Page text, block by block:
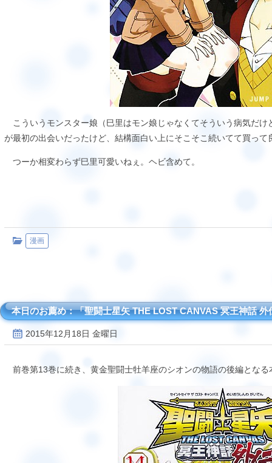
こういうモンスター娘（巳里はモン娘じゃなくてそういう病気だけ
が最初の出会いだったけど、結構面白い上にそこそこ続いてて買って
つーか相変わらず巳里可愛いねぇ。ヘビ含めて。
漫画
本日のお薦め：「聖闘士星矢 THE LOST CANVAS 冥王神話
2015年12月18日 金曜日
前巻第13巻に続き、黄金聖闘士牡羊座のシオンの物語の後編となる